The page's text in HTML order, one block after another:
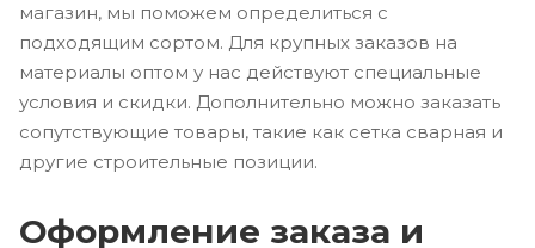
магазин, мы поможем определиться с
подходящим сортом. Для крупных заказов на
материалы оптом у нас действуют специальные
условия и скидки. Дополнительно можно заказать
сопутствующие товары, такие как сетка сварная и
другие строительные позиции.
Оформление заказа и